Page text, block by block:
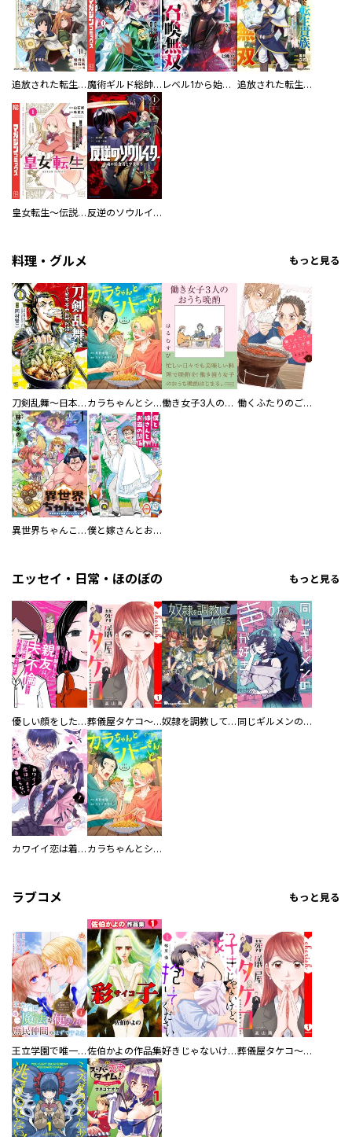
追放された転生貴族、外れスキルで内政無双～気ままに領地運営するはずが、スキル『ガチャ』のお陰で最強領地を作り上げてしまった～【分冊版】 魔術ギルド総帥～生まれ変わって今更やり直す２度目の学院生活～ レベル1から始まる召喚無双 THE COMIC 追放された転生貴族、外れスキルで内政無双～気ままに領地運営するはずが、スキル『ガチャ』のお陰で最強領地を作り上げてしまった～
皇女転生～伝説の大魔導士（♂）、姫騎士となりて伝説の令嬢騎士団を作り無双する～ 反逆のソウルイーター -魂の捕食者と少女たち-
料理・グルメ もっと見る
刀剣乱舞～日本号つれづれ酒～ カラちゃんとシトーさんと、 【分冊版】 働き女子3人のおうち晩酌 働くふたりのごほうび飯
異世界ちゃんこ～横綱目前に召喚されたんだが～ 【連載版】 僕と嫁さんとお酒の関係
エッセイ・日常・ほのぼの もっと見る
優しい顔をした親友は、夫と不倫して私の家に入り込んできた。 葬儀屋タケコ～あなたの最期、叶えます【電子単行本版】 奴隷を調教してハーレム作る 同じギルメンの声が好き
カワイイ恋は着飾らない カラちゃんとシトーさんと、 【分冊版】
ラブコメ もっと見る
王立学園で唯一魔法が使えない庶民仲間のはずですよね～実は王子様で私を溺愛しているなんて告白はやめてください～佐伯かよの作品集 好きじゃないけど、抱いてください【電子単行本版／特典おまけ付き】 葬儀屋タケコ～あなたの最期、叶えます【電子単行本版】